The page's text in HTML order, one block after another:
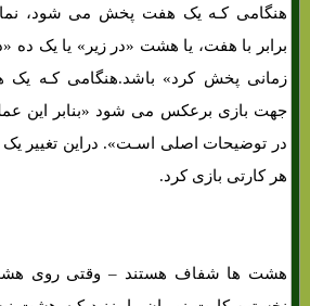
هنگامی کـه یک هفت پخش می شود،
برابر با هفت، یا هشت «در زیر» یا یک ده
زمانی پخش کرد» باشد.هنگامی کـه
جهت بازی برعکس می شود «بنابر این
در توضیحات اصلی اسـت». دراین تغییر
هر کارتی بازی کرد.
هشت ها شفاف هستند – وقتی روی هشت